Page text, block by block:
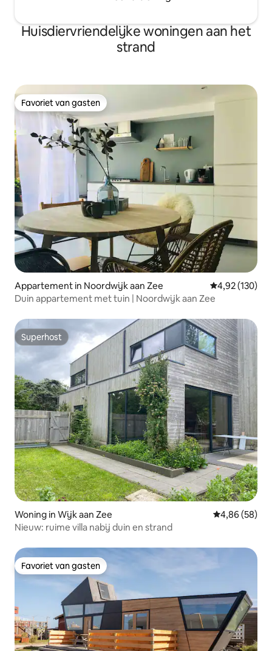
Huisdiervriendelijke woningen aan het
strand
Favoriet van gasten
Favoriet van gasten
Appartement in Noordwijk aan Zee Gemiddelde
4,92 (130)
Duin appartement met tuin | Noordwijk aan Zee
Superhost
Superhost
Woning in Wijk aan Zee Gemiddelde
4,86 (58)
Nieuw: ruime villa nabij duin en strand
Favoriet van gasten
Favoriet van gasten